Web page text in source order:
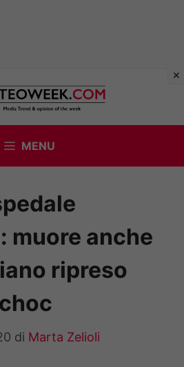
MENU
muore anche
ripreso
di Marta Zelioli